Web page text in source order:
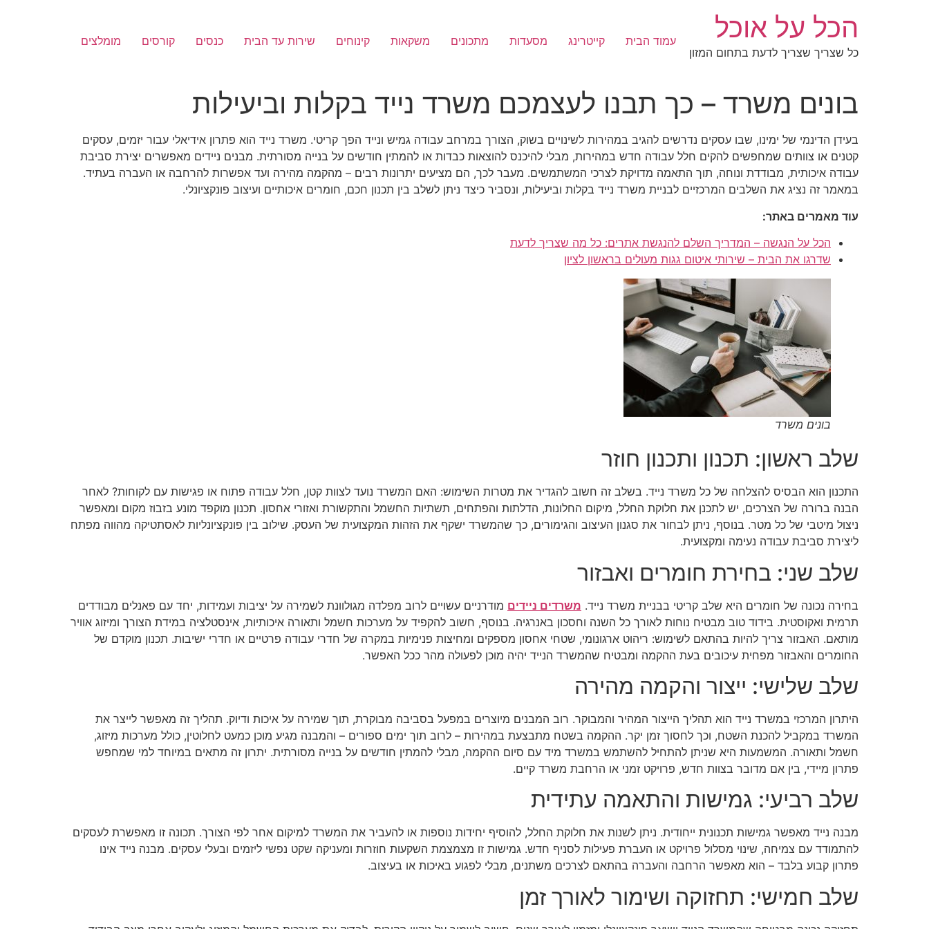
הכל על אוכל
כל שצריך שצריך לדעת בתחום המזון
עמוד הבית קייטרינג מסעדות מתכונים משקאות קינוחים שירות עד הבית כנסים קורסים מומלצים
בונים משרד – כך תבנו לעצמכם משרד נייד בקלות וביעילות
בעידן הדינמי של ימינו, שבו עסקים נדרשים להגיב במהירות לשינויים בשוק, הצורך במרחב עבודה גמיש ונייד הפך קריטי. משרד נייד הוא פתרון אידיאלי עבור יזמים, עסקים
קטנים או צוותים שמחפשים להקים חלל עבודה חדש במהירות, מבלי להיכנס להוצאות כבדות או להמתין חודשים על בנייה מסורתית. מבנים ניידים מאפשרים יצירת סביבת
עבודה איכותית, מבודדת ונוחה, תוך התאמה מדויקת לצרכי המשתמשים. מעבר לכך, הם מציעים יתרונות רבים – מהקמה מהירה ועד אפשרות להרחבה או העברה בעתיד.
במאמר זה נציג את השלבים המרכזיים לבניית משרד נייד בקלות וביעילות, ונסביר כיצד ניתן לשלב בין תכנון חכם, חומרים איכותיים ועיצוב פונקציונלי.
עוד מאמרים באתר:
הכל על הנגשה – המדריך השלם להנגשת אתרים: כל מה שצריך לדעת
שדרגו את הבית – שירותי איטום גגות מעולים בראשון לציון
בונים משרד
שלב ראשון: תכנון ותכנון חוזר
התכנון הוא הבסיס להצלחה של כל משרד נייד. בשלב זה חשוב להגדיר את מטרות השימוש: האם המשרד נועד לצוות קטן, חלל עבודה פתוח או פגישות עם לקוחות? לאחר
הבנה ברורה של הצרכים, יש לתכנן את חלוקת החלל, מיקום החלונות, הדלתות והפתחים, תשתיות החשמל והתקשורת ואזורי אחסון. תכנון מוקפד מונע בזבוז מקום ומאפשר
ניצול מיטבי של כל מטר. בנוסף, ניתן לבחור את סגנון העיצוב והגימורים, כך שהמשרד ישקף את הזהות המקצועית של העסק. שילוב בין פונקציונליות לאסתטיקה מהווה מפתח
ליצירת סביבת עבודה נעימה ומקצועית.
שלב שני: בחירת חומרים ואבזור
בחירה נכונה של חומרים היא שלב קריטי בבניית משרד נייד. משרדים ניידים מודרניים עשויים לרוב מפלדה מגולוונת לשמירה על יציבות ועמידות, יחד עם פאנלים מבודדים
תרמית ואקוסטית. בידוד טוב מבטיח נוחות לאורך כל השנה וחסכון באנרגיה. בנוסף, חשוב להקפיד על מערכות חשמל ותאורה איכותיות, אינסטלציה במידת הצורך ומיזוג אוויר
מותאם. האבזור צריך להיות בהתאם לשימוש: ריהוט ארגונומי, שטחי אחסון מספקים ומחיצות פנימיות במקרה של חדרי עבודה פרטיים או חדרי ישיבות. תכנון מוקדם של
החומרים והאבזור מפחית עיכובים בעת ההקמה ומבטיח שהמשרד הנייד יהיה מוכן לפעולה מהר ככל האפשר.
שלב שלישי: ייצור והקמה מהירה
היתרון המרכזי במשרד נייד הוא תהליך הייצור המהיר והמבוקר. רוב המבנים מיוצרים במפעל בסביבה מבוקרת, תוך שמירה על איכות ודיוק. תהליך זה מאפשר לייצר את
המשרד במקביל להכנת השטח, וכך לחסוך זמן יקר. ההקמה בשטח מתבצעת במהירות – לרוב תוך ימים ספורים – והמבנה מגיע מוכן כמעט לחלוטין, כולל מערכות מיזוג,
חשמל ותאורה. המשמעות היא שניתן להתחיל להשתמש במשרד מיד עם סיום ההקמה, מבלי להמתין חודשים על בנייה מסורתית. יתרון זה מתאים במיוחד למי שמחפש
פתרון מיידי, בין אם מדובר בצוות חדש, פרויקט זמני או הרחבת משרד קיים.
שלב רביעי: גמישות והתאמה עתידית
מבנה נייד מאפשר גמישות תכנונית ייחודית. ניתן לשנות את חלוקת החלל, להוסיף יחידות נוספות או להעביר את המשרד למיקום אחר לפי הצורך. תכונה זו מאפשרת לעסקים
להתמודד עם צמיחה, שינוי מסלול פרויקט או העברת פעילות לסניף חדש. גמישות זו מצמצמת השקעות חוזרות ומעניקה שקט נפשי ליזמים ובעלי עסקים. מבנה נייד אינו
פתרון קבוע בלבד – הוא מאפשר הרחבה והעברה בהתאם לצרכים משתנים, מבלי לפגוע באיכות או בעיצוב.
שלב חמישי: תחזוקה ושימור לאורך זמן